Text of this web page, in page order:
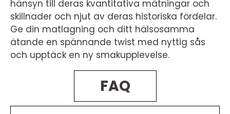
hänsyn till deras kvantitativa mätningar och
skillnader och njut av deras historiska fördelar.
Ge din matlagning och ditt hälsosamma
ätande en spännande twist med nyttig sås
och upptäck en ny smakupplevelse.
FAQ